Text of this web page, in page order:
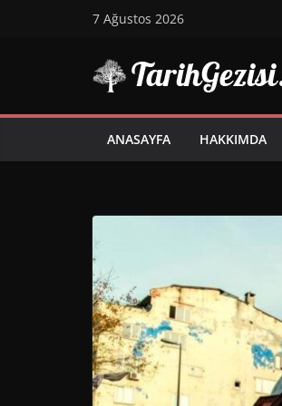
7 Ağustos 2026
ANASAYFA HAKKIMDA